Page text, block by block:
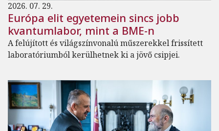
2026. 07. 29.
Európa elit egyetemein sincs jobb
kvantumlabor, mint a BME-n
A felújított és világszínvonalú műszerekkel frissített
laboratóriumból kerülhetnek ki a jövő csipjei.